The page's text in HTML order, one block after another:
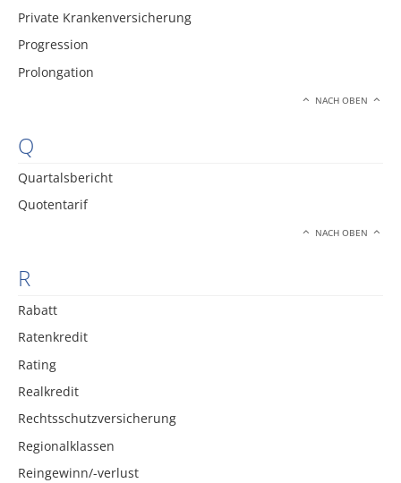
Private Krankenversicherung
Progression
Prolongation
NACH OBEN
Q
Quartalsbericht
Quotentarif
NACH OBEN
R
Rabatt
Ratenkredit
Rating
Realkredit
Rechtsschutzversicherung
Regionalklassen
Reingewinn/-verlust